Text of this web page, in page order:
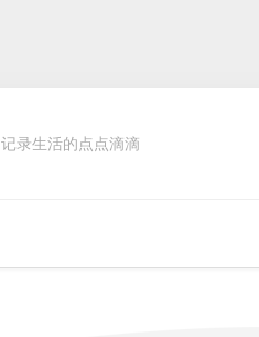
记录生活的点点滴滴